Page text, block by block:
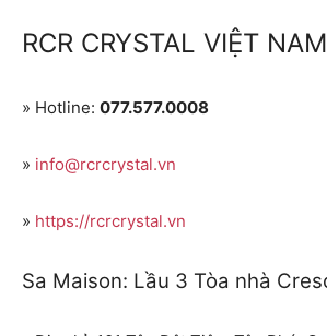
RCR CRYSTAL VIỆT NAM
» Hotline: 077.577.0008
» info@rcrcrystal.vn
» https://rcrcrystal.vn
Sa Maison: Lầu 3 Tòa nhà